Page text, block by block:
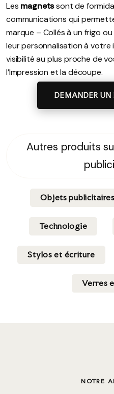
Les magnetssont de
communications qui
marque – Collés à un frigo
leur personnalisation à votre
visibilité au plus proche de
l’Impression et la découpe.
DEMANDER
Autres produits
Objets publicitaires
Technologie
Stylos et écriture
Verres
NOTRE